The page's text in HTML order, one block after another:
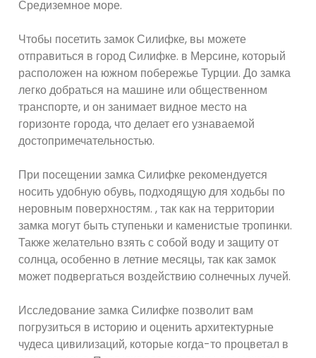
Средиземное море.
Чтобы посетить замок Силифке, вы можете
отправиться в город Силифке. в Мерсине, который
расположен на южном побережье Турции. До замка
легко добраться на машине или общественном
транспорте, и он занимает видное место на
горизонте города, что делает его узнаваемой
достопримечательностью.
При посещении замка Силифке рекомендуется
носить удобную обувь, подходящую для ходьбы по
неровным поверхностям. , так как на территории
замка могут быть ступеньки и каменистые тропинки.
Также желательно взять с собой воду и защиту от
солнца, особенно в летние месяцы, так как замок
может подвергаться воздействию солнечных лучей.
Исследование замка Силифке позволит вам
погрузиться в историю и оценить архитектурные
чудеса цивилизаций, которые когда-то процветал в